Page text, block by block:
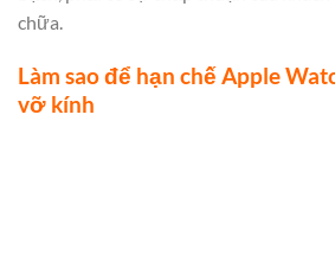
chữa.
Làm sao để hạn chế Apple
vỡ kính